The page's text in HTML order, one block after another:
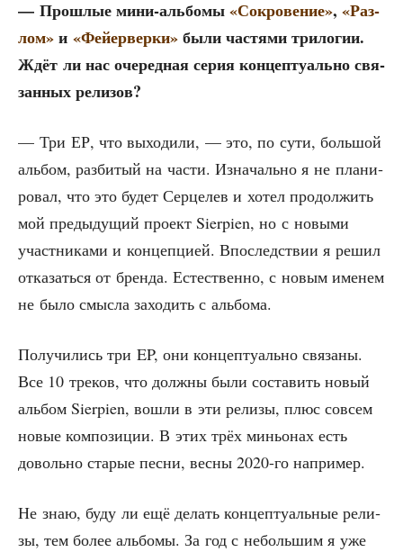
— Про­шлые мини-аль­бо­мы«Сокро­ве­ние», «Раз­
лом»и «Фей­ер­вер­ки»были частя­ми три­ло­гии.
Ждёт ли нас оче­ред­ная серия кон­цеп­ту­аль­но свя­
зан­ных релизов?
— Три ЕР, что выхо­ди­ли, — это, по сути, боль­шой
аль­бом, раз­би­тый на части. Изна­чаль­но я не пла­ни­
ро­вал, что это будет Сер­це­лев и хотел про­дол­жить
мой преды­ду­щий про­ект Sierpien, но с новы­ми
участ­ни­ка­ми и кон­цеп­ци­ей. Впо­след­ствии я решил
отка­зать­ся от брен­да. Есте­ствен­но, с новым име­нем
не было смыс­ла захо­дить с альбома.
Полу­чи­лись три EP, они кон­цеп­ту­аль­но свя­за­ны.
Все 10 тре­ков, что долж­ны были соста­вить новый
аль­бом Sierpien, вошли в эти рели­зы, плюс совсем
новые ком­по­зи­ции. В этих трёх миньо­нах есть
доволь­но ста­рые пес­ни, вес­ны 2020-го например.
Не знаю, буду ли ещё делать кон­цеп­ту­аль­ные рели­
зы, тем более аль­бо­мы. За год с неболь­шим я уже